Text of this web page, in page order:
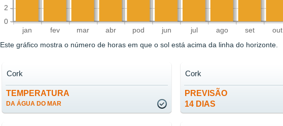
jan fev mar abr pod jun jul ago set out
0
2
Este gráfico mostra o número de horas em que o sol está acima da linha do horizonte.
TEMPERATURA
DA ÁGUA DO MAR
Cork
PREVISÃO
14 DIAS
Cork